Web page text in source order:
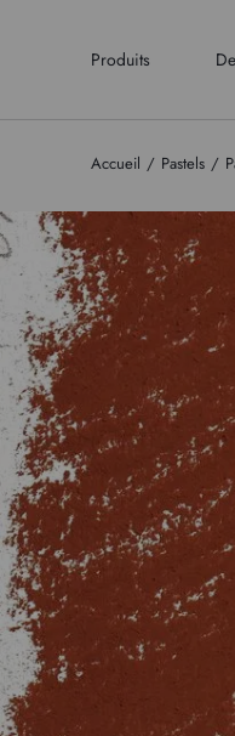
Produits
Accueil Pastels